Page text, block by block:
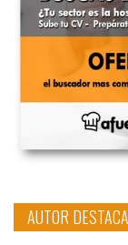
AUTOR